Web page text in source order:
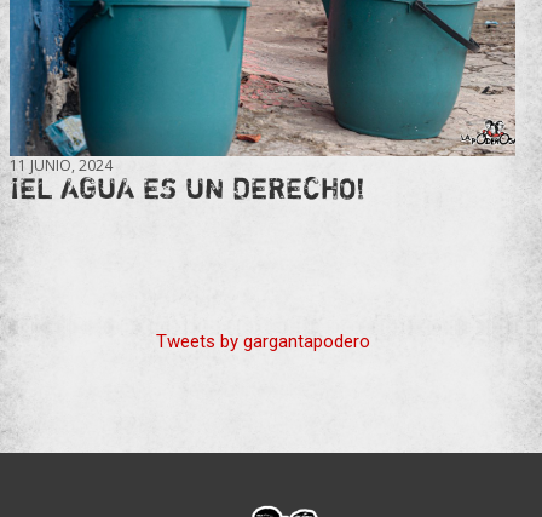
11 JUNIO, 2024
¡EL AGUA ES UN DERECHO!
Tweets by gargantapodero